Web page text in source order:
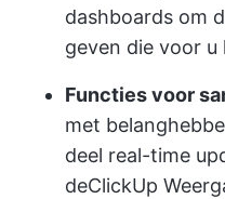
dashboards om
geven die voor
Functies voor
met
deel real-time
deClickUp